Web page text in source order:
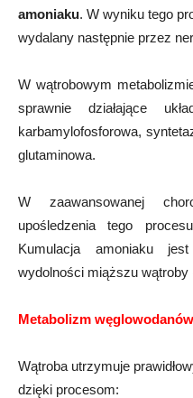
amoniaku. W wyniku tego
wydalany następnie przez
W wątrobowym
sprawnie działające
karbamylofosforowa,
glutaminowa.
W zaawansowanej
upośledzenia tego
Kumulacja amoniaku
wydolności miąższu wątroby
Metabolizm węglowodanów
Wątroba utrzymuje
dzięki procesom: